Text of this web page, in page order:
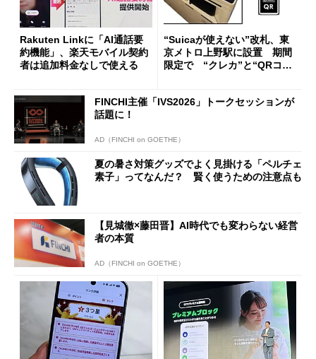
Rakuten Linkに「AI通話要
約機能」、楽天モバイル契約
者は追加料金なしで使える
“Suicaが使えない”改札、東
京メトロ上野駅に設置 期間
限定で “クレカ”と“QRコー
FINCHI主催「IVS2026」トークセッションが
話題に！
AD（FINCHI on GOETHE）
夏の暑さ対策グッズでよく見掛ける「ペルチェ
素子」ってなんだ？ 賢く使うための注意点も
【見城徹×藤田晋】AI時代でも変わらない経営
者の本質
AD（FINCHI on GOETHE）